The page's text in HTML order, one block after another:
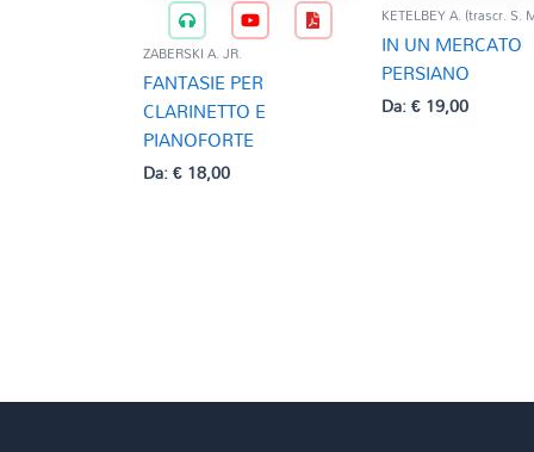
ZABERSKI A. JR.
FANTASIE PER
CLARINETTO E
PIANOFORTE
Da:€18,00
KETELBEY A. (trascr. S.
IN UN MERCATO
PERSIANO
Da:€19,00